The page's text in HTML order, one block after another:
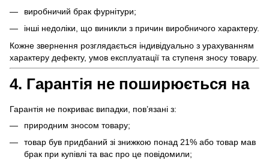
виробничий брак фурнітури;
інші недоліки, що виникли з причин виробничого характеру.
Кожне звернення розглядається індивідуально з урахуванням
характеру дефекту, умов експлуатації та ступеня зносу товару.
4. Гарантія не поширюється на
Гарантія не покриває випадки, пов’язані з:
природним зносом товару;
товар був придбаний зі знижкою понад 21% або товар мав
брак при купівлі та вас про це повідомили;